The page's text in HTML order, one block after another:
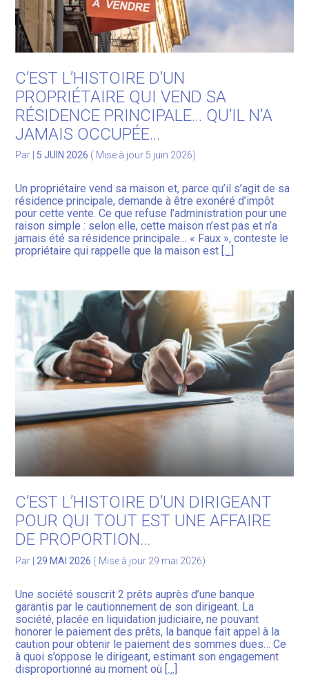
C’EST L’HISTOIRE D’UN
PROPRIÉTAIRE QUI VEND SA
RÉSIDENCE PRINCIPALE… QU’IL N’A
JAMAIS OCCUPÉE…
Par 5 JUIN 2026 ( Mise à jour 5 juin 2026)
Un propriétaire vend sa maison et, parce qu’il s’agit de sa
résidence principale, demande à être exonéré d’impôt
pour cette vente. Ce que refuse l’administration pour une
raison simple : selon elle, cette maison n’est pas et n’a
jamais été sa résidence principale… « Faux », conteste le
propriétaire qui rappelle que la maison est […]
C’EST L’HISTOIRE D’UN DIRIGEANT
POUR QUI TOUT EST UNE AFFAIRE
DE PROPORTION…
Par 29 MAI 2026 ( Mise à jour 29 mai 2026)
Une société souscrit 2 prêts auprès d’une banque
garantis par le cautionnement de son dirigeant. La
société, placée en liquidation judiciaire, ne pouvant
honorer le paiement des prêts, la banque fait appel à la
caution pour obtenir le paiement des sommes dues… Ce
à quoi s’oppose le dirigeant, estimant son engagement
disproportionné au moment où […]